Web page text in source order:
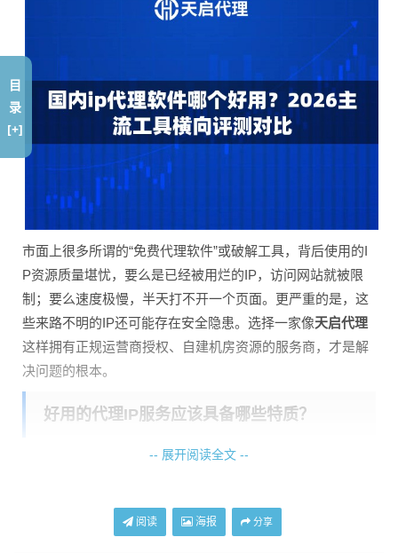
市面上很多所谓的“免费代理软件”或破解工具，背后使用的I
P资源质量堪忧，要么是已经被用烂的IP，访问网站就被限
制；要么速度极慢，半天打不开一个页面。更严重的是，这
些来路不明的IP还可能存在安全隐患。选择一家像天启代理
这样拥有正规运营商授权、自建机房资源的服务商，才是解
决问题的根本。
好用的代理IP服务应该具备哪些特质？
抛开那些花哨的宣传语，一个真正能帮你高效完成工作的代
第一是IP的质量和纯净度。 IP是不是来自正规渠道？网络环
-- 展开阅读全文 --
阅读 海报 分享
目
录
[+]